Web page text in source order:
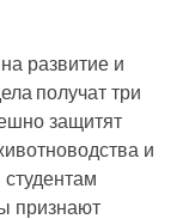
развитие и
получат три
защитят
и
признают